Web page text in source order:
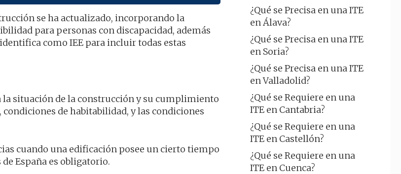
se ha actualizado, incorporando la
para personas con discapacidad, además
como IEE para incluir todas estas
la situación de la construcción y su cumplimiento
de habitabilidad, y las condiciones
cuando una edificación posee un cierto tiempo
España es obligatorio.
¿Qué se Precisa en una ITE
en Álava?
¿Qué se Precisa en una ITE
en Soria?
¿Qué se Precisa en una ITE
en Valladolid?
¿Qué se Requiere en una
ITE en Cantabria?
¿Qué se Requiere en una
ITE en Castellón?
¿Qué se Requiere en una
ITE en Cuenca?